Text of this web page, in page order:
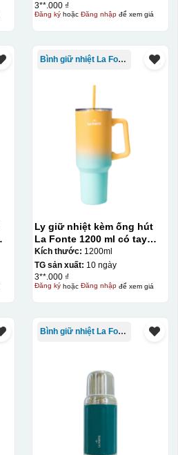
3**.000 ₫
Đăng kýhoặc Đăng nhậpđể xem giá
Bình giữ nhiệt La Fonte
Ly giữ nhiệt kèm ống hút
La Fonte 1200 ml có tay
cầm – 012317
Kích thước: 1200ml
TG sản xuất: 10 ngày
3**.000 ₫
Đăng kýhoặc Đăng nhậpđể xem giá
Bình giữ nhiệt La Fonte